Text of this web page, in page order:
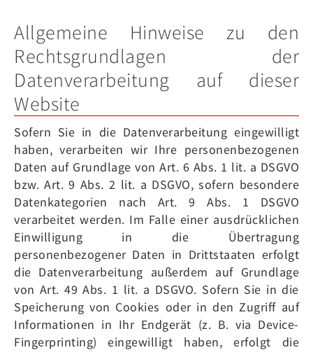
Allgemeine Hinweise zu den
Rechtsgrundlagen der
Datenverarbeitung auf dieser
Website
Sofern Sie in die Datenverarbeitung eingewilligt
haben, verarbeiten wir Ihre personenbezogenen
Daten auf Grundlage von Art. 6 Abs. 1 lit. a DSGVO
bzw. Art. 9 Abs. 2 lit. a DSGVO, sofern besondere
Datenkategorien nach Art. 9 Abs. 1 DSGVO
verarbeitet werden. Im Falle einer ausdrücklichen
Einwilligung in die Übertragung
personenbezogener Daten in Drittstaaten erfolgt
die Datenverarbeitung außerdem auf Grundlage
von Art. 49 Abs. 1 lit. a DSGVO. Sofern Sie in die
Speicherung von Cookies oder in den Zugriff auf
Informationen in Ihr Endgerät (z. B. via Device-
Fingerprinting) eingewilligt haben, erfolgt die